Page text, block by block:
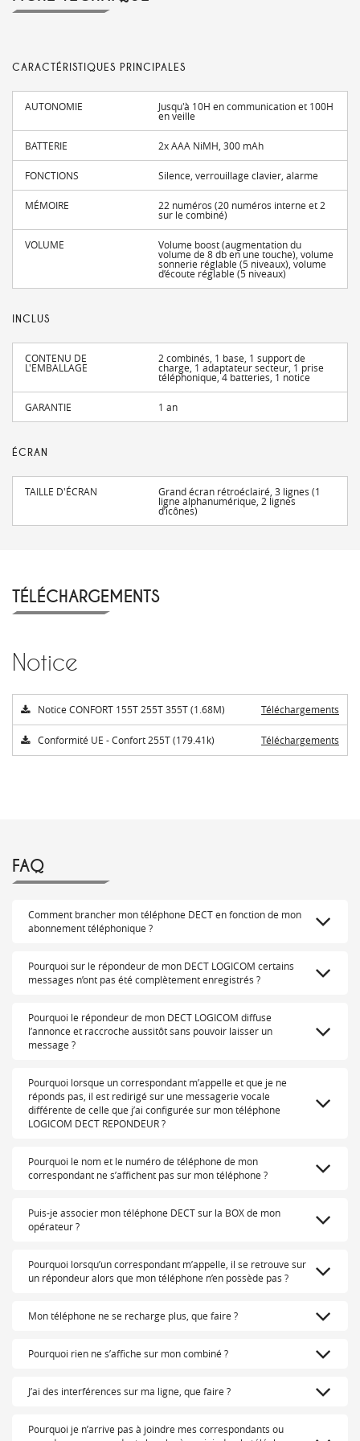
CARACTÉRISTIQUES PRINCIPALES
AUTONOMIE Jusqu'à 10H en communication et 100H
en veille
BATTERIE 2x AAA NiMH, 300 mAh
FONCTIONS Silence, verrouillage clavier, alarme
MÉMOIRE 22 numéros (20 numéros interne et 2
sur le combiné)
VOLUME Volume boost (augmentation du
volume de 8 db en une touche), volume
sonnerie réglable (5 niveaux), volume
d’écoute réglable (5 niveaux)
INCLUS
CONTENU DE
L'EMBALLAGE
2 combinés, 1 base, 1 support de
charge, 1 adaptateur secteur, 1 prise
téléphonique, 4 batteries, 1 notice
GARANTIE 1 an
ÉCRAN
TAILLE D'ÉCRAN Grand écran rétroéclairé, 3 lignes (1
ligne alphanumérique, 2 lignes
d’icônes)
TÉLÉCHARGEMENTS
Notice
Notice CONFORT 155T 255T 355T (1.68M) Téléchargements
Conformité UE - Confort 255T (179.41k) Téléchargements
FAQ
Comment brancher mon téléphone DECT en fonction de mon
abonnement téléphonique ?
Pourquoi sur le répondeur de mon DECT LOGICOM certains
messages n’ont pas été complètement enregistrés ?
Pourquoi le répondeur de mon DECT LOGICOM diffuse
l’annonce et raccroche aussitôt sans pouvoir laisser un
message ?
Pourquoi lorsque un correspondant m’appelle et que je ne
réponds pas, il est redirigé sur une messagerie vocale
différente de celle que j’ai configurée sur mon téléphone
LOGICOM DECT REPONDEUR ?
Pourquoi le nom et le numéro de téléphone de mon
correspondant ne s’affichent pas sur mon téléphone ?
Puis-je associer mon téléphone DECT sur la BOX de mon
opérateur ?
Pourquoi lorsqu’un correspondant m’appelle, il se retrouve sur
un répondeur alors que mon téléphone n’en possède pas ?
Mon téléphone ne se recharge plus, que faire ?
Pourquoi rien ne s’affiche sur mon combiné ?
J’ai des interférences sur ma ligne, que faire ?
Pourquoi je n’arrive pas à joindre mes correspondants ou